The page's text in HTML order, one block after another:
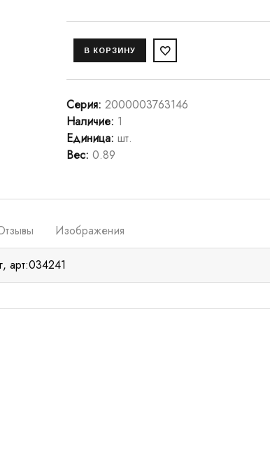
Серия: 2000003763146
Наличие: 1
Единица: шт.
Вес: 0.89
арт:034241
Изображения